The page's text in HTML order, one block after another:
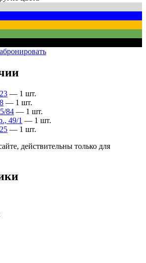
— 1 шт.
— 1 шт.
84 — 1 шт.
49/1 — 1 шт.
— 1 шт.
действительны только для